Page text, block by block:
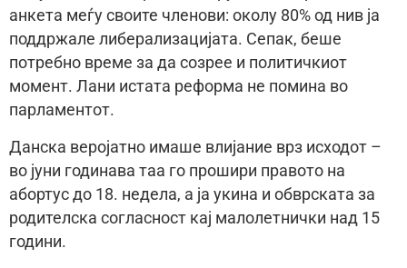
анкета меѓу своите членови: околу 80% од нив ја
поддржале либерализацијата. Сепак, беше
потребно време за да созрее и политичкиот
момент. Лани истата реформа не помина во
парламентот.
Данска веројатно имаше влијание врз исходот –
во јуни годинава таа го прошири правото на
абортус до 18. недела, а ја укина и обврската за
родителска согласност кај малолетнички над 15
години.